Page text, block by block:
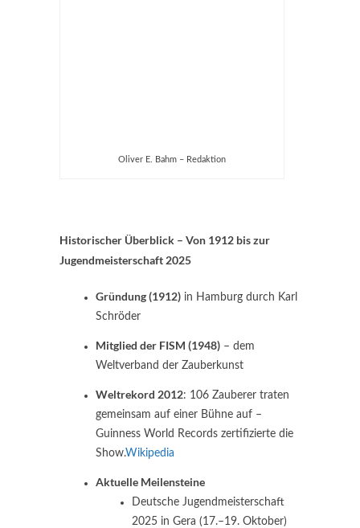
Oliver E. Bahm – Redaktion
Historischer Überblick – Von 1912 bis zur
Jugendmeisterschaft 2025
Gründung (1912) in Hamburg durch Karl
Schröder
Mitglied der FISM (1948) – dem
Weltverband der Zauberkunst
Weltrekord 2012: 106 Zauberer traten
gemeinsam auf einer Bühne auf –
Guinness World Records zertifizierte die
Show.Wikipedia
Aktuelle Meilensteine
Deutsche Jugendmeisterschaft
2025 in Gera (17.–19. Oktober)